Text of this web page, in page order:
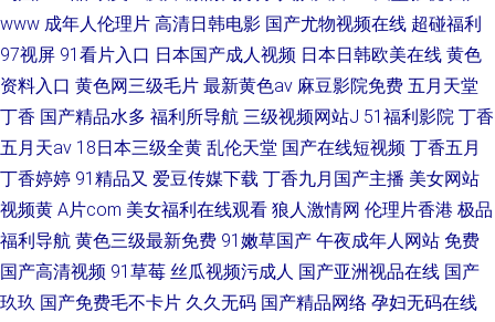
www 成年人伦理片 高清日韩电影 国产尤物视频在线 超碰福利
97视屏 91看片入口 日本国产成人视频 日本日韩欧美在线 黄色
资料入口 黄色网三级毛片 最新黄色av 麻豆影院免费 五月天堂
丁香 国产精品水多 福利所导航 三级视频网站J 51福利影院 丁香
五月天av 18日本三级全黄 乱伦天堂 国产在线短视频 丁香五月
丁香婷婷 91精品又 爱豆传媒下载 丁香九月国产主播 美女网站
视频黄 A片com 美女福利在线观看 狼人激情网 伦理片香港 极品
福利导航 黄色三级最新免费 91嫩草国产 午夜成年人网站 免费
国产高清视频 91草莓 丝瓜视频污成人 国产亚洲视品在线 国产
玖玖 国产免费毛不卡片 久久无码 国产精品网络 孕妇无码在线